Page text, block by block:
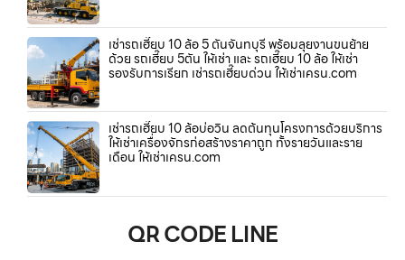
เช่ารถเฮี๊ยบ 10 ล้อ 5 ตันจันทบุรี พร้อมลุยงานขนย้าย
ด้วย รถเฮี๊ยบ 5ตัน ให้เช่า และ รถเฮี๊ยบ 10 ล้อ ให้เช่า
รองรับการเรียก เช่ารถเฮี๊ยบด่วน ให้เช่าเครน.com
เช่ารถเฮี๊ยบ 10 ล้อบ่อวิน ลดต้นทุนโครงการด้วยบริการ
ให้เช่าเครื่องจักรก่อสร้างราคาถูก ทั้งรายวันและราย
เดือน ให้เช่าเครน.com
QR CODE LINE